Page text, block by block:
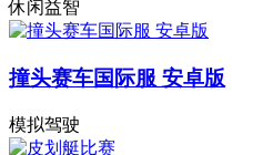
休闲益智
撞头赛车国际服 安卓版
模拟驾驶